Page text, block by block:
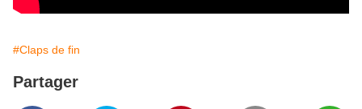
#Claps de fin
Partager